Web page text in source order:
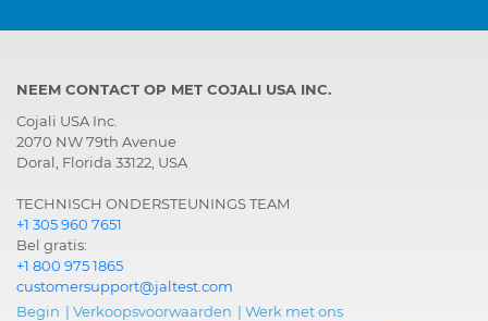
NEEM CONTACT OP MET COJALI USA INC.
Cojali USA Inc.
2070 NW 79th Avenue
Doral, Florida 33122, USA
TECHNISCH ONDERSTEUNINGS TEAM
+1 305 960 7651
Bel gratis:
+1 800 975 1865
customersupport@jaltest.com
Begin | Verkoopsvoorwaarden | Werk met ons